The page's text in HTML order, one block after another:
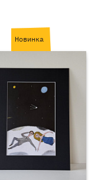
Новинка